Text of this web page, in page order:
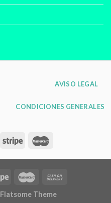
AVISO LEGAL
CONDICIONES GENERALES
Flatsome Theme